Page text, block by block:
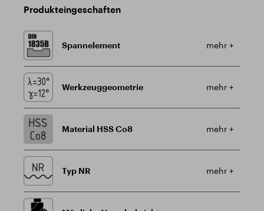
Produkteingeschaften
Spannelement mehr +
Werkzeuggeometrie mehr +
Material HSS Co8 mehr +
Typ NR mehr +